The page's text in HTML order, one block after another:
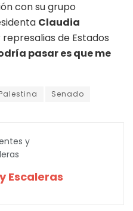
con su grupo
Claudia
de Estados
pasar es que me
Palestina Senado
Escaleras